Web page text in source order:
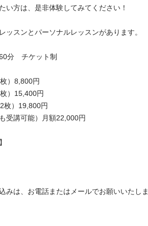
い方は、是非体験してみてください！
ッスンとパーソナルレッスンがあります。
分　チケット制
）8,800円
）15,400円
枚）19,800円
受講可能）月額22,000円
みは、お電話またはメールでお願いいたしま